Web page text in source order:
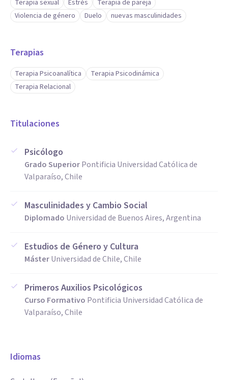
Terapia sexual
Estrés
Terapia de pareja
Violencia de género
Duelo nuevas masculinidades
Terapias
Terapia Psicoanalítica
Terapia Psicodinámica
Terapia Relacional
Titulaciones
Psicólogo
Grado SuperiorPontificia Universidad Católica de
Valparaíso, Chile
Masculinidades y Cambio Social
Diplomado Universidad de Buenos Aires, Argentina
Estudios de Género y Cultura
MásterUniversidad de Chile, Chile
Primeros Auxilios Psicológicos
Curso Formativo Pontificia Universidad Católica de
Valparaíso, Chile
Idiomas